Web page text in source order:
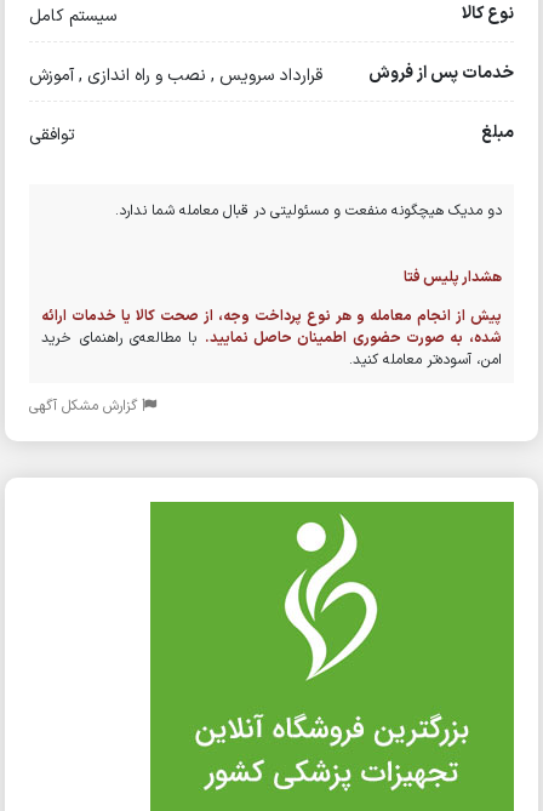
نوع کالا سیستم کامل
خدمات پس از فروش قرارداد سرویس , نصب و راه اندازی , آموزش
مبلغ توافقی
دو مدیک هیچگونه منفعت و مسئولیتی در قبال معامله شما ندارد.
هشدار پلیس فتا
پیش از انجام معامله و هر نوع پرداخت وجه، از صحت کالا یا خدمات ارائه
شده، به صورت حضوری اطمینان حاصل نمایید. با مطالعه‌ی راهنمای خرید
امن، آسوده‌تر معامله کنید.
گزارش مشکل آگهی